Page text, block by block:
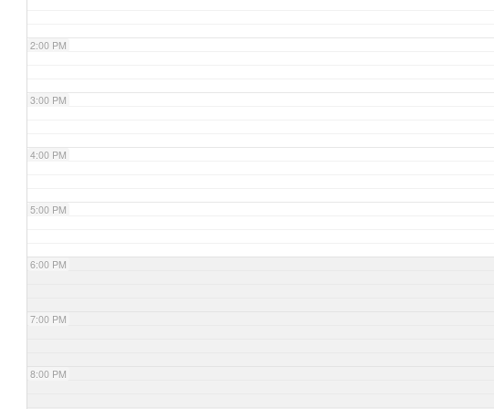
2:00 PM
3:00 PM
4:00 PM
5:00 PM
6:00 PM
7:00 PM
8:00 PM